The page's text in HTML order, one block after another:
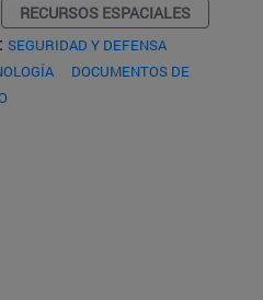
RECURSOS ESPACIALES
SEGURIDAD Y DEFENSA
DOCUMENTOS DE